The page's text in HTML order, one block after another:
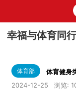
幸福与体育同
体育部
体育健身
2024-12-25
浏览: